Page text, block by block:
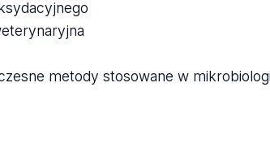
metody stosowane w